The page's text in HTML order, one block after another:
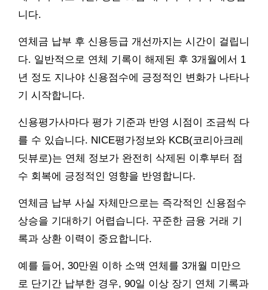
니다.
연체금 납부 후 신용등급 개선까지는 시간이 걸립니
다. 일반적으로 연체 기록이 해제된 후 3개월에서 1
년 정도 지나야 신용점수에 긍정적인 변화가 나타나
기 시작합니다.
신용평가사마다 평가 기준과 반영 시점이 조금씩 다
를 수 있습니다. NICE평가정보와 KCB(코리아크레
딧뷰로)는 연체 정보가 완전히 삭제된 이후부터 점
수 회복에 긍정적인 영향을 반영합니다.
연체금 납부 사실 자체만으로는 즉각적인 신용점수
상승을 기대하기 어렵습니다. 꾸준한 금융 거래 기
록과 상환 이력이 중요합니다.
예를 들어, 30만원 이하 소액 연체를 3개월 미만으
로 단기간 납부한 경우, 90일 이상 장기 연체 기록과